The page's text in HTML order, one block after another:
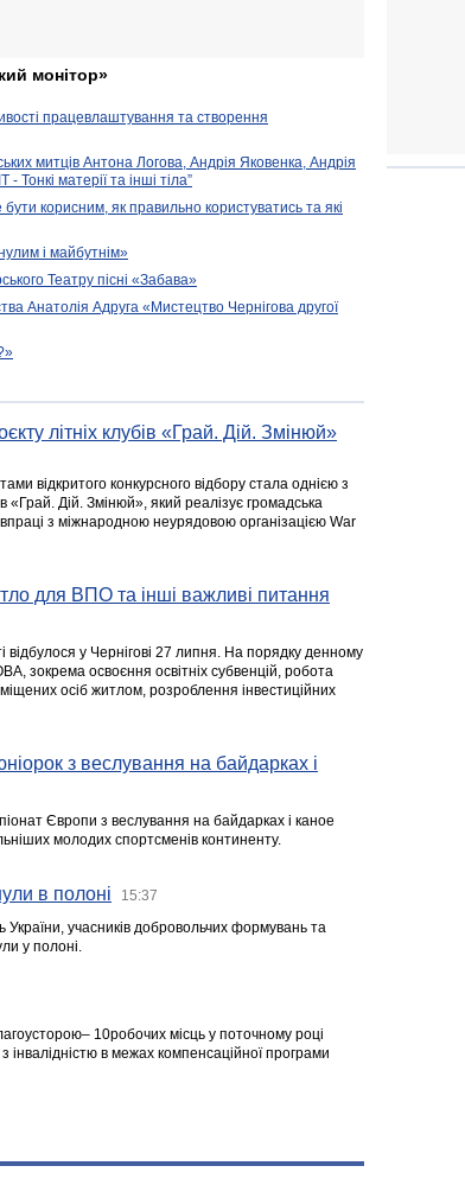
монітор»
працевлаштування та створення
митців Антона Логова, Андрія Яковенка, Андрія
матерії та інші тіла”
корисним, як правильно користуватись та які
і майбутнім»
Театру пісні «Забава»
Анатолія Адруга «Мистецтво Чернігова другої
літніх клубів «Грай. Дій. Змінюй»
відкритого конкурсного відбору стала однією з
«Грай. Дій. Змінюй», який реалізує громадська
з міжнародною неурядовою організацією War
для ВПО та інші важливі питання
відбулося у Чернігові 27 липня. На порядку денному
зокрема освоєння освітніх субвенцій, робота
осіб житлом, розроблення інвестиційних
з веслування на байдарках і
Європи з веслування на байдарках і каное
молодих спортсменів континенту.
в полоні 15:37
України, учасників добровольчих формувань та
у полоні.
10робочих місць у поточному році
в межах компенсаційної програми